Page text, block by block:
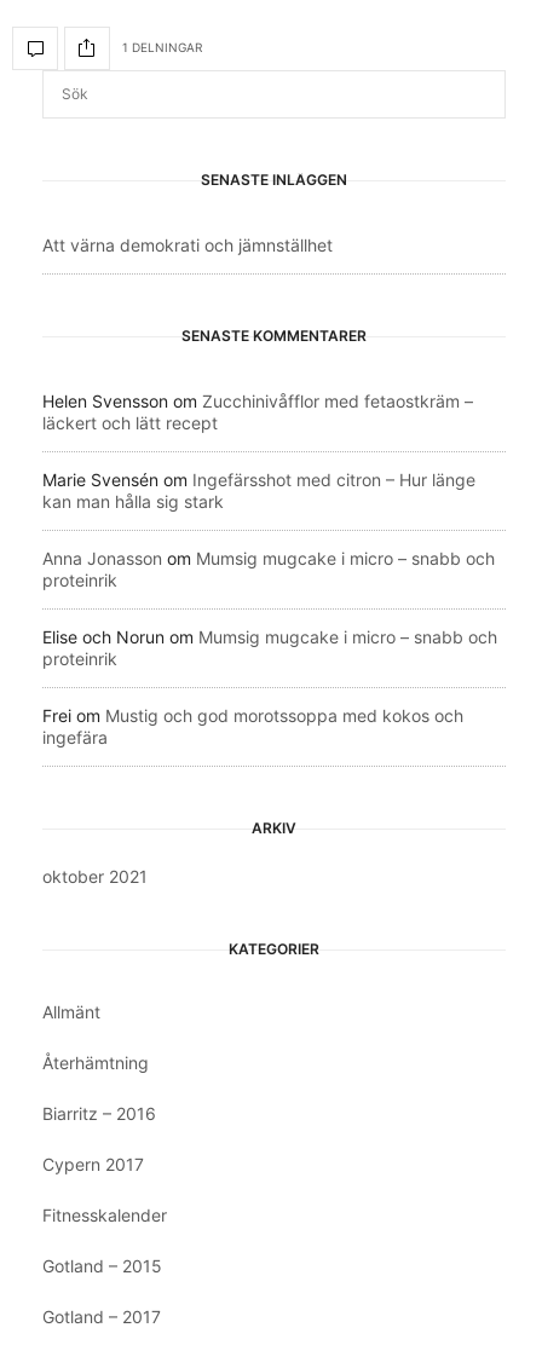
1 DELNINGAR
SENASTE INLÄGGEN
Att värna demokrati och jämnställhet
SENASTE KOMMENTARER
Helen Svensson om Zucchinivåfflor med fetaostkräm –
läckert och lätt recept
Marie Svensén om Ingefärsshot med citron – Hur länge
kan man hålla sig stark
Anna Jonasson om Mumsig mugcake i micro – snabb och
proteinrik
Elise och Norun om Mumsig mugcake i micro – snabb och
proteinrik
Frei om Mustig och god morotssoppa med kokos och
ingefära
ARKIV
oktober 2021
KATEGORIER
Allmänt
Återhämtning
Biarritz – 2016
Cypern 2017
Fitnesskalender
Gotland – 2015
Gotland – 2017